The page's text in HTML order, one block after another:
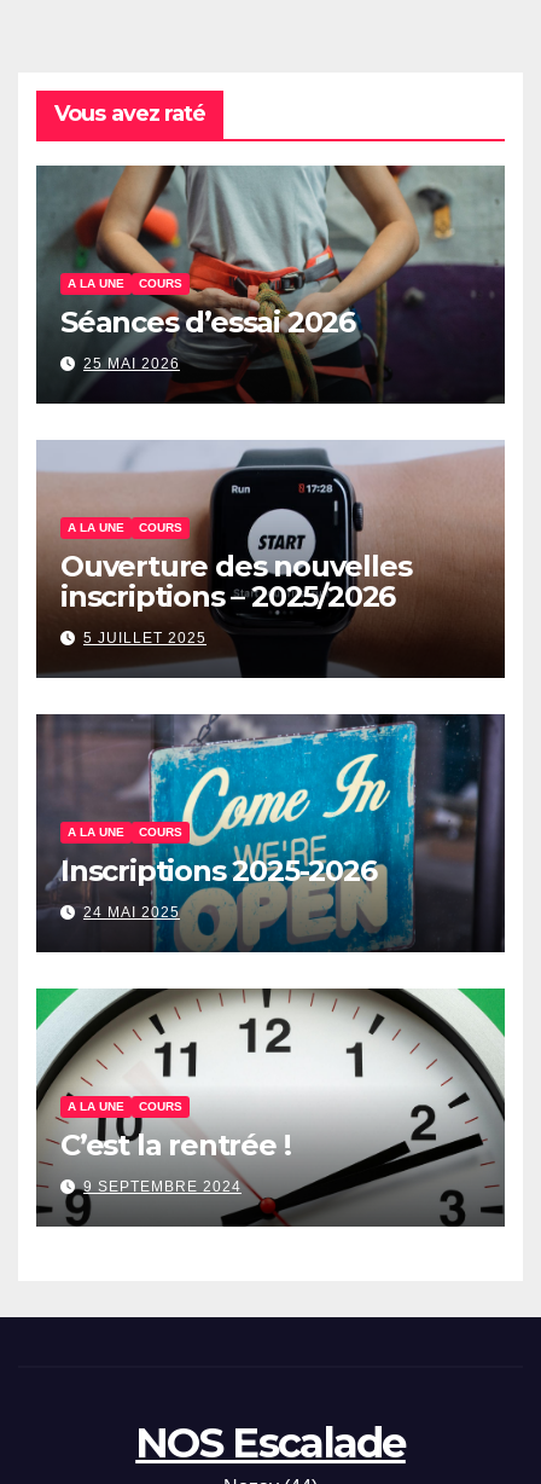
Vous avez raté
A LA UNE COURS
Séances d’essai 2026
25 MAI 2026
A LA UNE COURS
Ouverture des nouvelles
inscriptions – 2025/2026
5 JUILLET 2025
A LA UNE COURS
Inscriptions 2025-2026
24 MAI 2025
A LA UNE COURS
C’est la rentrée !
9 SEPTEMBRE 2024
NOS Escalade